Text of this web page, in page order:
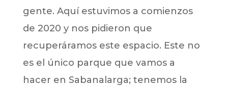
gente. Aquí estuvimos a comienzos
de 2020 y nos pidieron que
recuperáramos este espacio. Este no
es el único parque que vamos a
hacer en Sabanalarga; tenemos la